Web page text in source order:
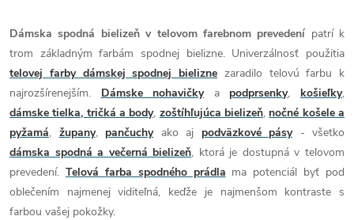
Dámska spodná bielizeň v telovom farebnom prevedení patrí k
trom základným farbám spodnej bielizne. Univerzálnosť použitia
telovej farby dámskej spodnej bielizne zaradilo telovú farbu k
najrozšírenejším. Dámske nohavičkya podprsenky, košieľky,
dámske tielka, tričká a body, zoštíhľujúca bielizeň, nočné košele a
pyžamá, župany, pančuchyako aj podväzkové pásy- všetko
dámska spodná a večerná bielizeň, ktorá je dostupná v telovom
prevedení. Telová farba spodného prádla ma potenciál byť pod
oblečením najmenej viditeľná, keďže je najmenšom kontraste s
farbou vašej pokožky.